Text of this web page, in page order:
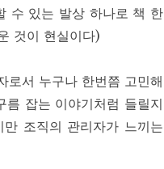
수 있는 발상 하나로 책 한
것이 현실이다)
서 누구나 한번쯤 고민해
잡는 이야기처럼 들릴지
조직의 관리자가 느끼는